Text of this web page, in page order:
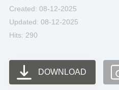
Created: 08-12-2025
Updated: 08-12-2025
Hits: 290
DOWNLOAD